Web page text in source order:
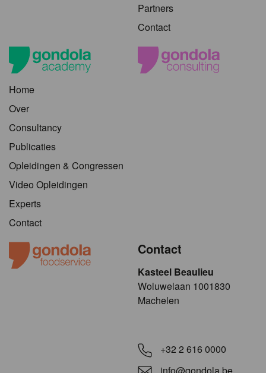
Partners
Contact
Home
Over
Consultancy
Publicaties
Opleidingen & Congressen
Video Opleidingen
Experts
Contact
Contact
Kasteel Beaulieu
​​​Woluwelaan 1001830
Machelen
+32 2 616 0000
info@gondola.be